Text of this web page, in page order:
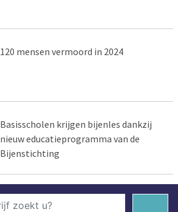
120 mensen vermoord in 2024
Basisscholen krijgen bijenles dankzij
nieuw educatieprogramma van de
Bijenstichting